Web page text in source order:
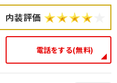
内装評価
電話をする(無料)